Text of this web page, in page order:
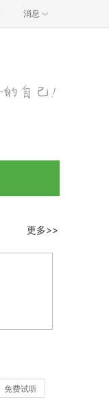
消息
更多>>
免费试听